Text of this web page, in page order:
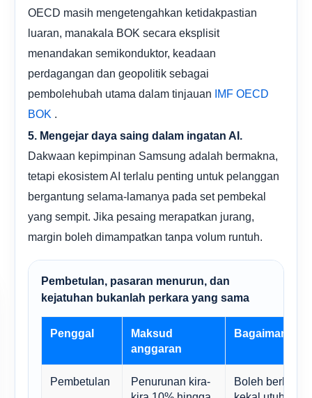
OECD masih mengetengahkan ketidakpastian
luaran, manakala BOK secara eksplisit
menandakan semikonduktor, keadaan
perdagangan dan geopolitik sebagai
pembolehubah utama dalam tinjauan
IMF OECD
BOK
5. Mengejar daya saing dalam ingatan AI.
Dakwaan kepimpinan Samsung adalah bermakna,
tetapi ekosistem AI terlalu penting untuk pelanggan
bergantung selama-lamanya pada set pembekal
yang sempit. Jika pesaing merapatkan jurang,
margin boleh dimampatkan tanpa volum runtuh.
Pembetulan, pasaran menurun, dan
kejatuhan bukanlah perkara yang sama
Penggal
Maksud
anggaran
Bagaimana
Pembetulan
Penurunan kira-
Boleh berlaku